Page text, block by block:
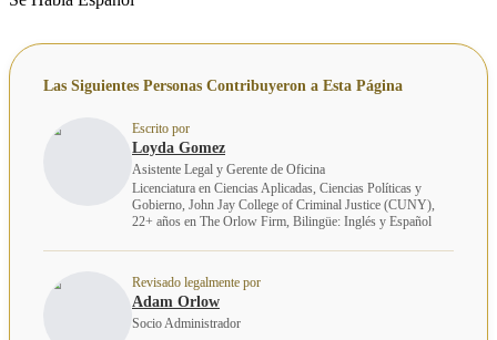
Las Siguientes Personas Contribuyeron a Esta Página
Escrito por
Loyda Gomez
Asistente Legal y Gerente de Oficina
Licenciatura en Ciencias Aplicadas, Ciencias Políticas y
Gobierno, John Jay College of Criminal Justice (CUNY),
22+ años en The Orlow Firm, Bilingüe: Inglés y Español
Revisado legalmente por
Adam Orlow
Socio Administrador